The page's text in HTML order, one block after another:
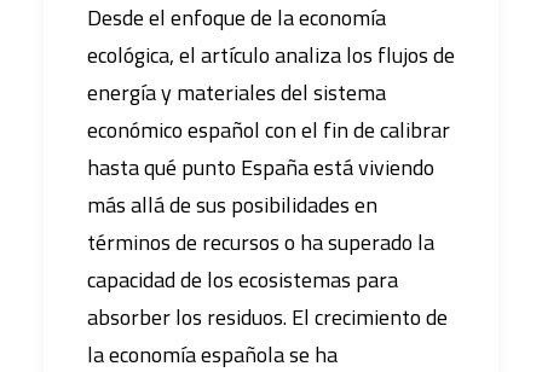
Desde el enfoque de la economía
ecológica, el artículo analiza los flujos de
energía y materiales del sistema
económico español con el fin de calibrar
hasta qué punto España está viviendo
más allá de sus posibilidades en
términos de recursos o ha superado la
capacidad de los ecosistemas para
absorber los residuos. El crecimiento de
la economía española se ha